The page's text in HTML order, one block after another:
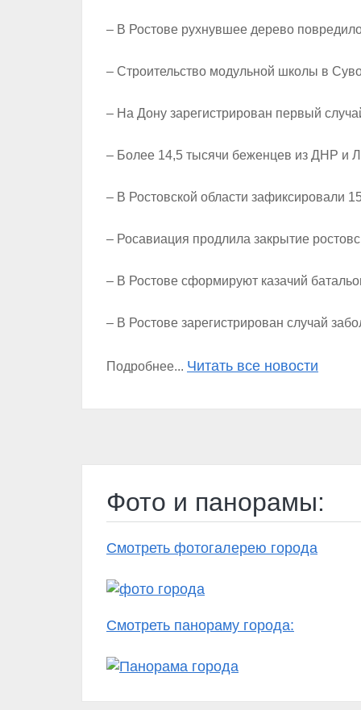
– В Ростове рухнувшее дерево
– Строительство модульной школы в
– На Дону зарегистрирован первый
– Более 14,5 тысячи беженцев из ДНР и
– В Ростовской области зафиксировали
– Росавиация продлила закрытие
– В Ростове сформируют казачий
– В Ростове зарегистрирован случай
Подробнее... Читать все новости
Фото и панорамы:
Смотреть фотогалерею города
Смотреть панораму города: